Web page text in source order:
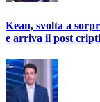
Kean, svolta a
e arriva il post